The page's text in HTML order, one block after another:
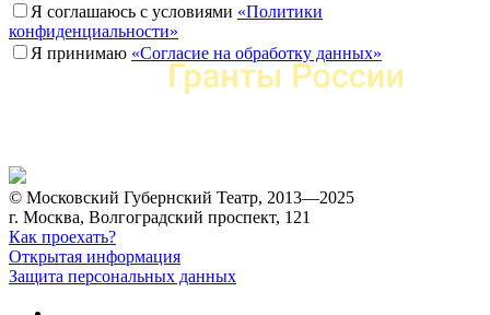
Я соглашаюсь с условиями «Политики
конфиденциальности»
Я принимаю «Согласие на обработку данных»
© Московский Губернский Театр, 2013—2025
г. Москва, Волгоградский проспект, 121
Как проехать?
Открытая информация
Защита персональных данных